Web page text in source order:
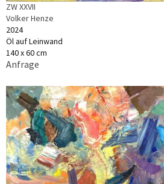
ZW XXVII
Volker Henze
2024
Öl auf Leinwand
140 x 60 cm
Anfrage